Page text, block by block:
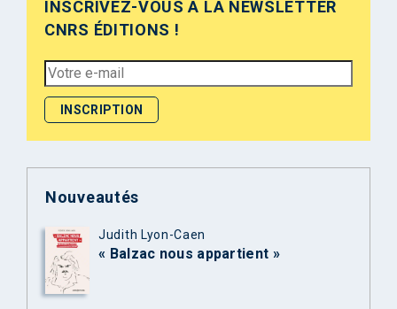
INSCRIVEZ-VOUS À LA NEWSLETTER
CNRS ÉDITIONS !
Nouveautés
Judith Lyon-Caen
« Balzac nous appartient »